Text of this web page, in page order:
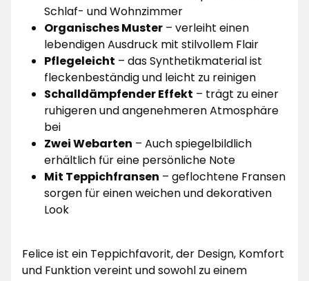
Schlaf- und Wohnzimmer
Organisches Muster – verleiht einen
lebendigen Ausdruck mit stilvollem Flair
Pflegeleicht – das Synthetikmaterial ist
fleckenbeständig und leicht zu reinigen
Schalldämpfender Effekt – trägt zu einer
ruhigeren und angenehmeren Atmosphäre
bei
Zwei Webarten – Auch spiegelbildlich
erhältlich für eine persönliche Note
Mit Teppichfransen – geflochtene Fransen
sorgen für einen weichen und dekorativen
Look
Felice ist ein Teppichfavorit, der Design, Komfort
und Funktion vereint und sowohl zu einem